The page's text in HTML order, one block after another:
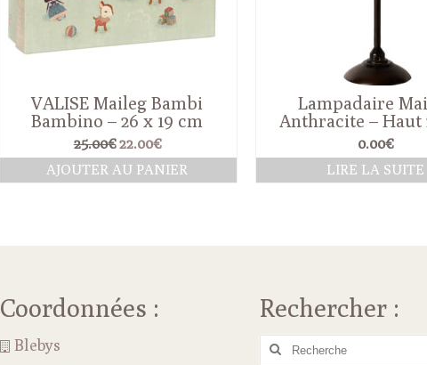
VALISE Maileg Bambi
Bambino – 26 x 19 cm
25.00€ Le
prix
initial
22.00€Le
prix
actuel
AJOUTER AU PANIER
Lampadaire
Anthracite – Haut
0.00€
LIRE LA SUITE
Coordonnées :
Blebys
Rechercher :
Rechercher